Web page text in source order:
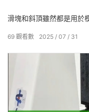
滑塊和斜頂雖然都是用於
差別呢？
到您！內側有倒扣，間隙
2025 07 31
69 觀看數